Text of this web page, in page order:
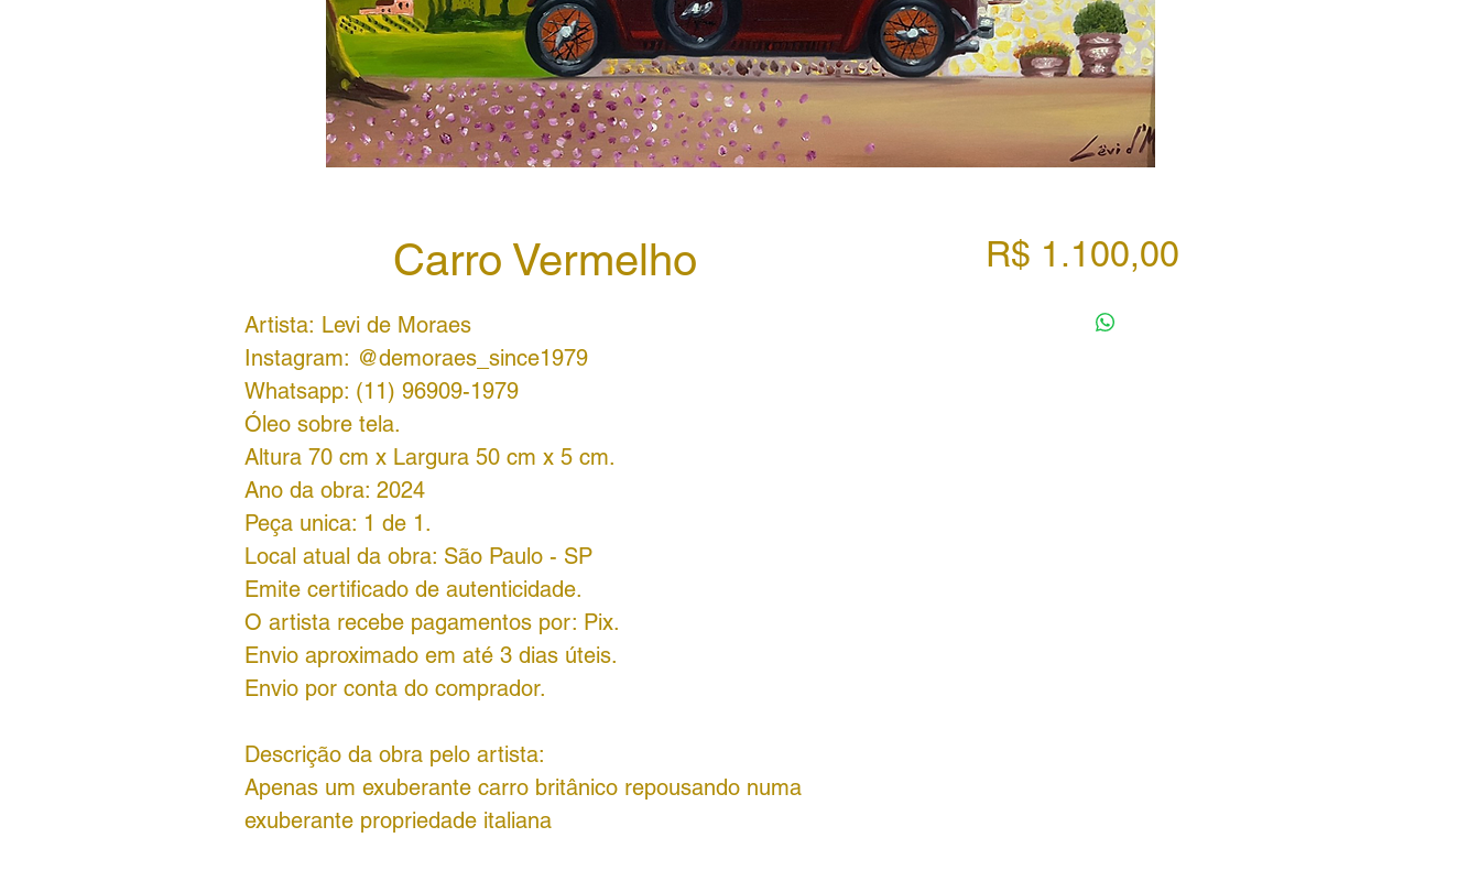
Carro Vermelho
Artista: Levi de Moraes
Instagram: @demoraes_since1979
Whatsapp: (11) 96909-1979
Óleo sobre tela.
Altura 70 cm x Largura 50 cm x 5 cm.
Ano da obra: 2024
Peça unica: 1 de 1.
Local atual da obra: São Paulo - SP
Emite certificado de autenticidade.
O artista recebe pagamentos por: Pix.
Envio aproximado em até 3 dias úteis.
Envio por conta do comprador.
Descrição da obra pelo artista:
Apenas um exuberante carro britânico repousando numa
exuberante propriedade italiana
R$ 1.100,00Preço